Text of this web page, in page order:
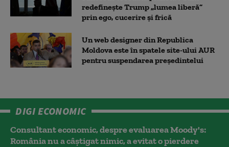
redefinește Trump „lumea liberă”
prin ego, cucerire și frică
Un web designer din Republica
Moldova este în spatele site-ului AUR
pentru suspendarea președintelui
DIGI ECONOMIC
Consultant economic, despre evaluarea Moody's:
România nu a câştigat nimic, a evitat o pierdere